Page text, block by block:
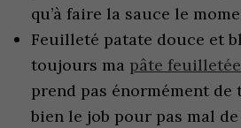
qu’à faire la sauce le
Feuilleté patate douce et
toujours ma pâte
prend pas énormément de
bien le job pour pas mal de